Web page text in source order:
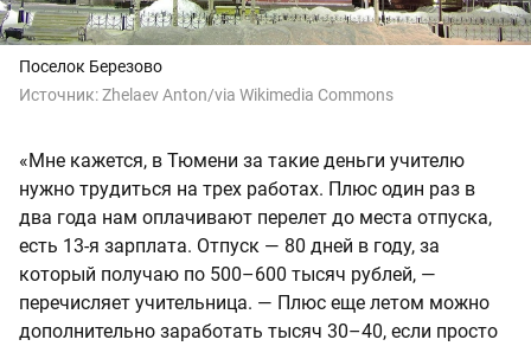
Поселок Березово
Источник:Zhelaev Anton/via Wikimedia Commons
«Мне кажется, в Тюмени за такие деньги учителю
нужно трудиться на трех работах. Плюс один раз в
два года нам оплачивают перелет до места отпуска,
есть 13-я зарплата. Отпуск — 80 дней в году, за
который получаю по 500–600 тысяч рублей, —
перечисляет учительница. — Плюс еще летом можно
дополнительно заработать тысяч 30–40, если просто